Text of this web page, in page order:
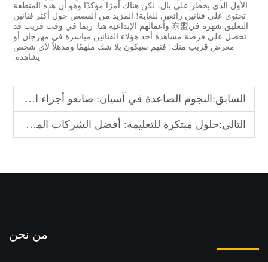
الأول الذي يخطر على بال، لكن هناك أمرًا مؤكدًا وهو أن هذه المنطقة
تحتوي على فنانين رائعين للغاية! المزيد من القصص حول أكثر فنانين
التعليق شهرة في东盟 وأعمالهم الإبداعية هنا. ربما في وقت قريب قد
تحصل على فرصة مشاهدة أحد هؤلاء الفنانين مباشرة في مهرجان أو
معرض قريب منك! فنهم سيكون بلا شك ملهمًا ومذهلاً لأي شخص
يشاهده.
السابق: النجوم الصاعدة في آسيان: صانعو أجزاء التعليق الرئيسيون
التالي:حلول مبتكرة للتعليمة: أفضل الشركات المصنعة في جنوب شرق آسيا
من نحن